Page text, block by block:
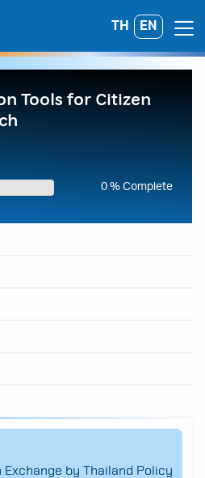
TH EN
Tools for Citizen
0 % Complete
by Thailand Policy